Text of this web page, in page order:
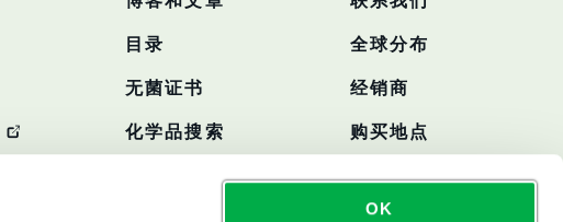
OK
目录
无菌证书
化学品搜索
全球分布
经销商
购买地点